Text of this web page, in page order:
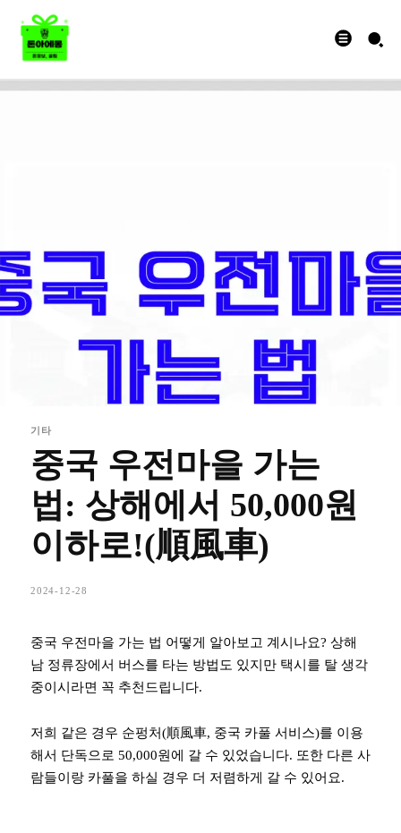
기타
중국 우전마을 가는
법: 상해에서 50,000원
이하로!(順風車)
2024-12-28
중국 우전마을 가는 법 어떻게 알아보고 계시나요? 상해
남 정류장에서 버스를 타는 방법도 있지만 택시를 탈 생각
중이시라면 꼭 추천드립니다.
저희 같은 경우 순펑처(順風車, 중국 카풀 서비스)를 이용
해서 단독으로 50,000원에 갈 수 있었습니다. 또한 다른 사
람들이랑 카풀을 하실 경우 더 저렴하게 갈 수 있어요.